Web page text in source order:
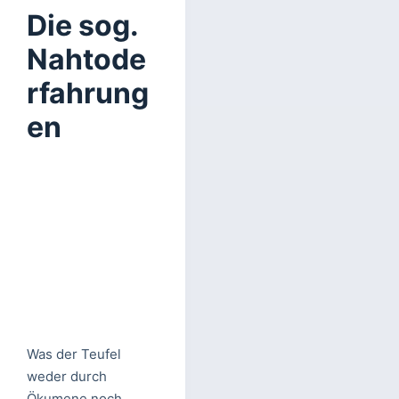
Die sog.
Nahtode
rfahrung
en
Was der Teufel
weder durch